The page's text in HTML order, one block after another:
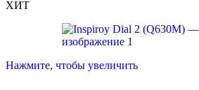
ХИТ
Нажмите, чтобы увеличить